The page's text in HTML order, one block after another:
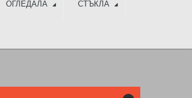
ОГЛЕДАЛА СТЪКЛА